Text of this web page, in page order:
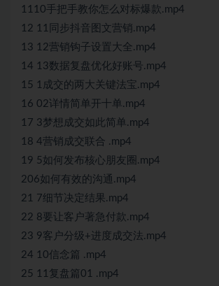
1110手把手教你怎么对标爆款.mp4
12 11同步抖音图文营销.mp4
13 12营销钩子设置大全.mp4
14 13数据复盘优化好账号.mp4
15 1成交的两大关键法宝.mp4
16 02详情简单开十单.mp4
17 3梦想成交如此简单.mp4
18 4营销成交联合 .mp4
19 5如何发布核心朋友圈.mp4
206如何有效的沟通.mp4
21 7细节决定结果.mp4
22 8要让客户著急付款.mp4
23 9客户分级+进度成交法.mp4
24 10信念篇 .mp4
25 11复盘篇01 .mp4